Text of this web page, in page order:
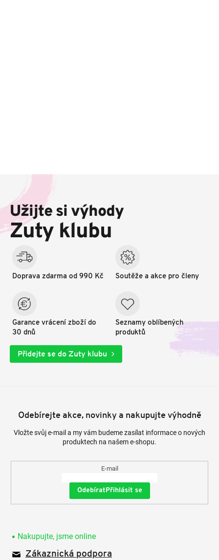
a
í
Užijte si výhody
Zuty klubu
Doprava zdarma od 990 Kč
Garance vrácení zboží do
30 dnů
Soutěže a akce pro členy
Seznamy oblíbených
produktů
Přidejte se do Zuty klubu
Odebírejte akce, novinky a nakupujte výhodně
Vložte svůj e-mail a my vám budeme zasílat informace o nových
produktech na našem e-shopu.
E-mail
Přihlásit se
Nakupujte, jsme online
Zákaznická podpora